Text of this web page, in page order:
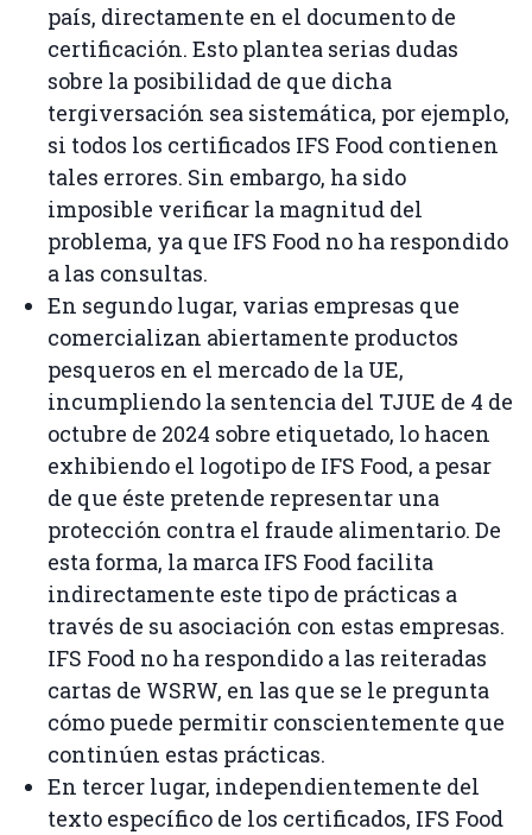
país, directamente en el documento de
certificación. Esto plantea serias dudas
sobre la posibilidad de que dicha
tergiversación sea sistemática, por ejemplo,
si todos los certificados IFS Food contienen
tales errores. Sin embargo, ha sido
imposible verificar la magnitud del
problema, ya que IFS Food no ha respondido
a las consultas.
En segundo lugar, varias empresas que
comercializan abiertamente productos
pesqueros en el mercado de la UE,
incumpliendo la sentencia del TJUE de 4 de
octubre de 2024 sobre etiquetado, lo hacen
exhibiendo el logotipo de IFS Food, a pesar
de que éste pretende representar una
protección contra el fraude alimentario. De
esta forma, la marca IFS Food facilita
indirectamente este tipo de prácticas a
través de su asociación con estas empresas.
IFS Food no ha respondido a las reiteradas
cartas de WSRW, en las que se le pregunta
cómo puede permitir conscientemente que
continúen estas prácticas.
En tercer lugar, independientemente del
texto específico de los certificados, IFS Food